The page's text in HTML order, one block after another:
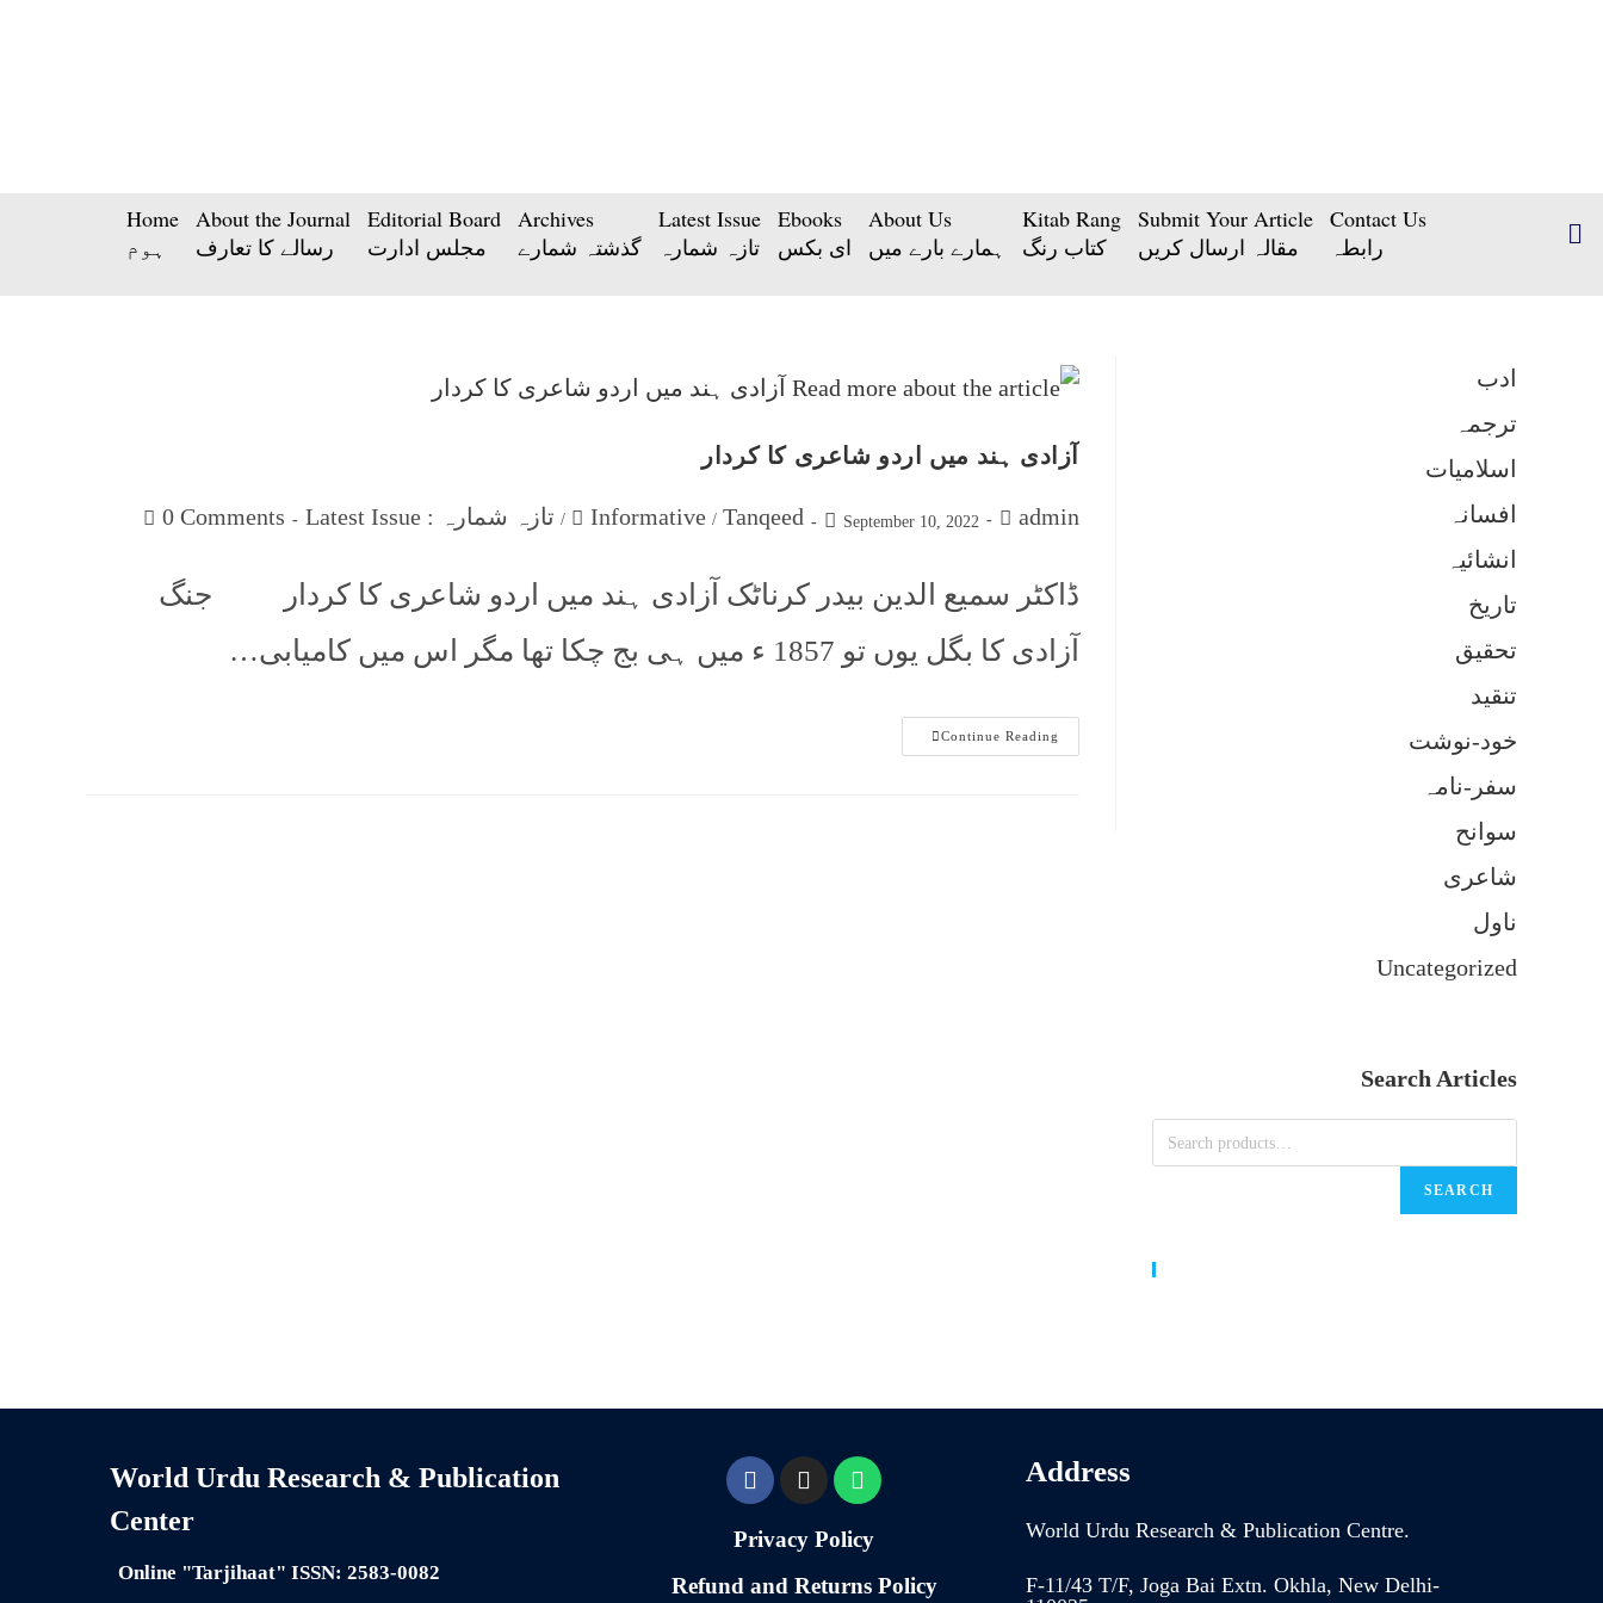
Home
ہوم
About the Journal
رسالے کا تعارف
Editorial Board
مجلس ادارت
Archives
گذشتہ شمارے
Latest Issue
تازہ شمارہ
Ebooks
ای بکس
About Us
ہمارے بارے میں
Kitab Rang
کتاب رنگ
Submit Your Article
مقالہ ارسال کریں
Contact Us
رابطہ
آزادی ہند میں اردو شاعری کا کردار
admin
September 10, 2022
Informative / Tanqeed
/ تازہ شمارہ : Latest Issue 0 Comments
ڈاکٹر سمیع الدین بیدر کرناٹک آزادی ہند میں اردو شاعری کا کردار جنگ
آزادی کا بگل یوں تو 1857 ء میں ہی بج چکا تھا مگر اس میں کامیابی…
Continue Reading
ادب
ترجمہ
اسلامیات
افسانہ
انشائیہ
تاریخ
تحقیق
تنقید
خود-نوشت
سفر-نامہ
سوانح
شاعری
ناول
Uncategorized
Search Articles
SEARCH
World Urdu Research & Publication
Center
Online "Tarjihaat" ISSN: 2583-0082
Privacy Policy
Refund and Returns Policy
Address
World Urdu Research & Publication Centre.
F-11/43 T/F, Joga Bai Extn. Okhla, New Delhi-